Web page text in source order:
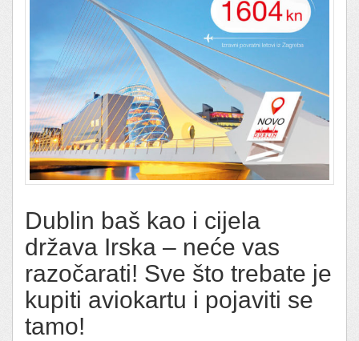
Dublin baš kao i cijela
država Irska – neće vas
razočarati! Sve što trebate je
kupiti aviokartu i pojaviti se
tamo!